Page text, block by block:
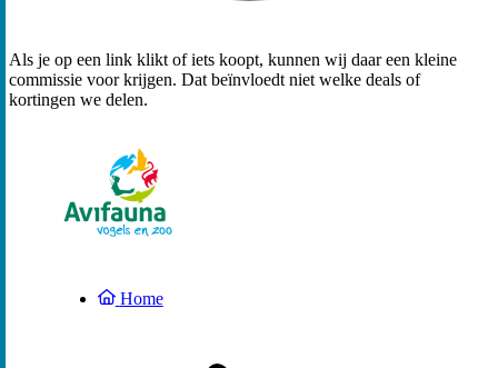
Als je op een link klikt of iets koopt, kunnen wij daar een kleine
commissie voor krijgen. Dat beïnvloedt niet welke deals of
kortingen we delen.
Home